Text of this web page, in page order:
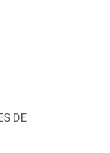
DE